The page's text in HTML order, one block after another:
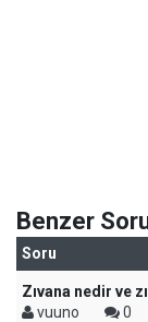
Benzer
Soru
Zıvana nedir ve
vuuno
0